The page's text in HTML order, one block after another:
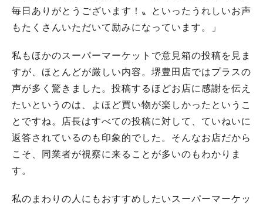
毎日ありがとうございます！〟といったうれしいお声
もたくさんいただいて励みになっています。」
私もほかのスーパーマーケットで意見箱の投稿を見ま
すが、ほとんどが厳しい内容。堺豊田店ではプラスの
声が多く驚きました。投稿するほどお店に感謝を伝え
たいというのは、よほど買い物が楽しかったというこ
とですね。店長はすべての投稿に対して、ていねいに
返答されているのも印象的でした。そんなお店だから
こそ、同業者が視察に来ることが多いのもわかりま
す。
私のまわりの人にもおすすめしたいスーパーマーケッ